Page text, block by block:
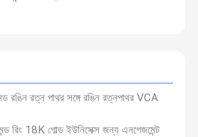
রঙিন রত্ন পাথর সঙ্গে রঙিন রত্নপাথর VCA
রিং 18K গোল্ড ইউনিসেক্স জন্য এনগেজমেন্ট